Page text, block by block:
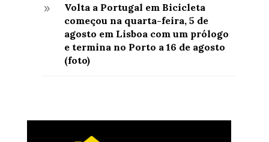
9
Volta a Portugal em Bicicleta
começou na quarta-feira, 5 de
agosto em Lisboa com um prólogo
e termina no Porto a 16 de agosto
(foto)